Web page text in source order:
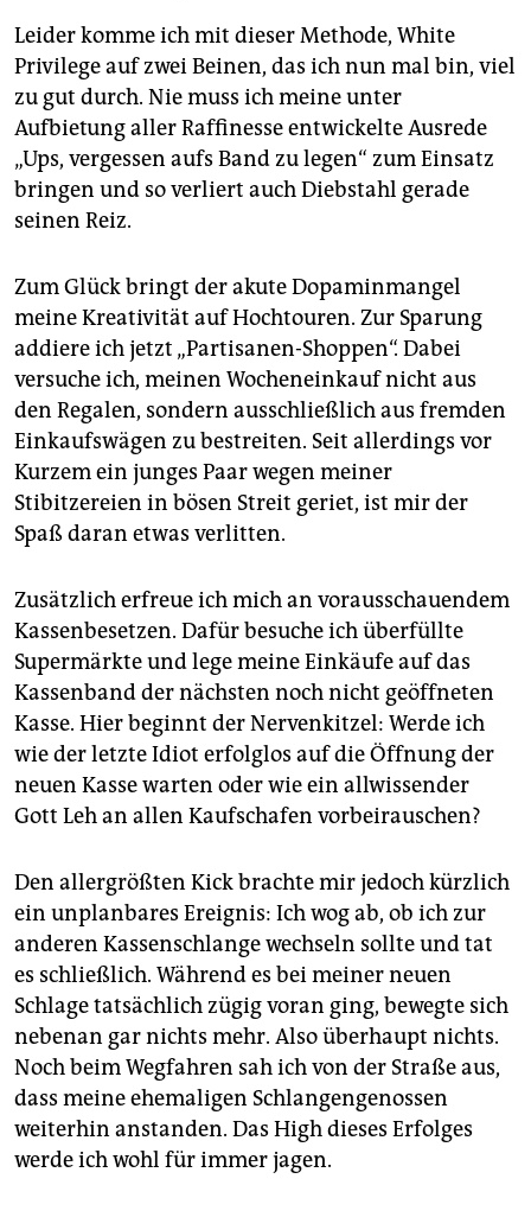
Leider komme ich mit dieser Methode, White
Privilege auf zwei Beinen, das ich nun mal bin, viel
zu gut durch. Nie muss ich meine unter
Aufbietung aller Raffinesse entwickelte Ausrede
„Ups, vergessen aufs Band zu legen“ zum Einsatz
bringen und so verliert auch Diebstahl gerade
seinen Reiz.
Zum Glück bringt der akute Dopaminmangel
meine Kreativität auf Hochtouren. Zur Sparung
addiere ich jetzt „Partisanen-Shoppen“. Dabei
versuche ich, meinen Wocheneinkauf nicht aus
den Regalen, sondern ausschließlich aus fremden
Einkaufswägen zu bestreiten. Seit allerdings vor
Kurzem ein junges Paar wegen meiner
Stibitzereien in bösen Streit geriet, ist mir der
Spaß daran etwas verlitten.
Zusätzlich erfreue ich mich an vorausschauendem
Kassenbesetzen. Dafür besuche ich überfüllte
Supermärkte und lege meine Einkäufe auf das
Kassenband der nächsten noch nicht geöffneten
Kasse. Hier beginnt der Nervenkitzel: Werde ich
wie der letzte Idiot erfolglos auf die Öffnung der
neuen Kasse warten oder wie ein allwissender
Gott Leh an allen Kaufschafen vorbeirauschen?
Den allergrößten Kick brachte mir jedoch kürzlich
ein unplanbares Ereignis: Ich wog ab, ob ich zur
anderen Kassenschlange wechseln sollte und tat
es schließlich. Während es bei meiner neuen
Schlage tatsächlich zügig voran ging, bewegte sich
nebenan gar nichts mehr. Also überhaupt nichts.
Noch beim Wegfahren sah ich von der Straße aus,
dass meine ehemaligen Schlangengenossen
weiterhin anstanden. Das High dieses Erfolges
werde ich wohl für immer jagen.